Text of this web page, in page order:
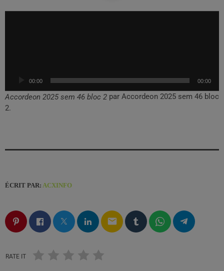
a
u
00:00 00:00
Accordeon 2025 sem 46 bloc 2 par Accordeon 2025 sem 46 bloc
2.
ÉCRIT PAR: ACXINFO
email
RATE IT